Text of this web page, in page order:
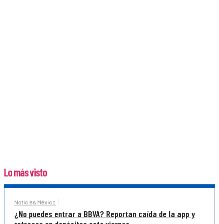
Lo más visto
Noticias México
¿No puedes entrar a BBVA? Reportan caída de la app y